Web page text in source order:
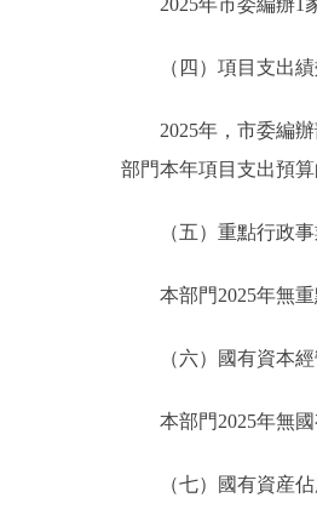
（四）項目支出績
2025年，市委編辦
部門本年項目支出預算
（五）重點行政事
本部門2025年無重
（六）國有資本經
本部門2025年無國
（七）國有資産佔